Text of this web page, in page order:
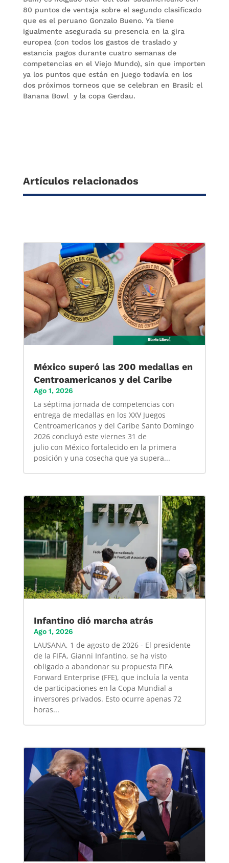
80 puntos de ventaja sobre el segundo clasificado
que es el peruano Gonzalo Bueno. Ya tiene
igualmente asegurada su presencia en la gira
europea (con todos los gastos de traslado y
estancia pagos durante cuatro semanas de
competencias en el Viejo Mundo), sin que importen
ya los puntos que están en juego todavía en los
dos próximos torneos que se celebran en Brasil: el
Banana Bowl y la copa Gerdau.
Artículos relacionados
México superó las 200 medallas en
Centroamericanos y del Caribe
Ago 1, 2026
La séptima jornada de competencias con
entrega de medallas en los XXV Juegos
Centroamericanos y del Caribe Santo Domingo
2026 concluyó este viernes 31 de
julio con México fortalecido en la primera
posición y una cosecha que ya supera...
Infantino dió marcha atrás
Ago 1, 2026
LAUSANA, 1 de agosto de 2026 - El presidente
de la FIFA, Gianni Infantino, se ha visto
obligado a abandonar su propuesta FIFA
Forward Enterprise (FFE), que incluía la venta
de participaciones en la Copa Mundial a
inversores privados. Esto ocurre apenas 72
horas...